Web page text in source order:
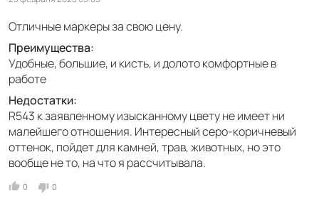
Отличные маркеры за свою цену.
Преимущества:
Удобные, большие, и кисть, и долото комфортные в
работе
Недостатки:
R543 к заявленному изысканному цвету не имеет ни
малейшего отношения. Интересный серо-коричневый
оттенок, пойдет для камней, трав, животных, но это
вообще не то, на что я рассчитывала.
0 0